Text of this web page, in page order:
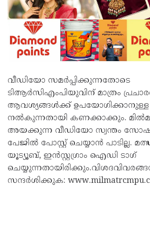
വീഡിയോ സമർപ്പിക്കുന്നതോടെ
ടിആർസിഎംപിയുവിന് മാത്രം
ആവശ്യങ്ങൾക്ക്
നൽകുന്നതായി കണക്കാക്കും. മിൽമ
അയക്കുന്ന വീഡിയോ സ്വന്തം
പേജിൽ പോസ്റ്റ് ചെയ്യാൻ പാടില്ല.
യൂട്യൂബ്, ഇൻസ്റ്റഗ്രാം ഐഡി ടാഗ്
സന്ദർശിക്കുക: